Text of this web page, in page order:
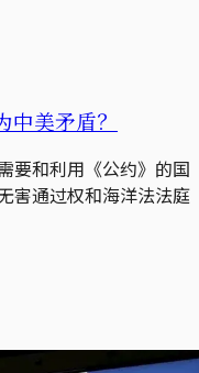
美矛盾？
要和利用《公约》的国
害通过权和海洋法法庭